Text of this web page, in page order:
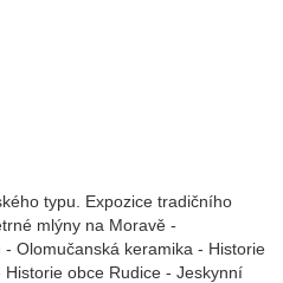
typu. Expozice tradičního
mlýny na Moravě -
Olomučanská keramika - Historie
obce Rudice - Jeskynní